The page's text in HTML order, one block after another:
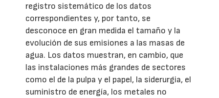
registro sistemático de los datos
correspondientes y, por tanto, se
desconoce en gran medida el tamaño y la
evolución de sus emisiones a las masas de
agua. Los datos muestran, en cambio, que
las instalaciones más grandes de sectores
como el de la pulpa y el papel, la siderurgia, el
suministro de energía, los metales no